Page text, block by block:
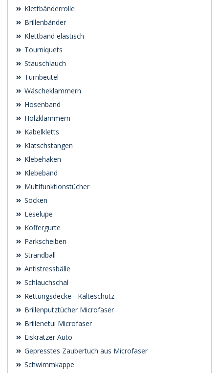
Klettbänderrolle
Brillenbänder
Klettband elastisch
Tourniquets
Stauschlauch
Turnbeutel
Wäscheklammern
Hosenband
Holzklammern
Kabelkletts
Klatschstangen
Klebehaken
Klebeband
Multifunktionstücher
Socken
Leselupe
Koffergurte
Parkscheiben
Strandball
Antistressbälle
Schlauchschal
Rettungsdecke - Kälteschutz
Brillenputztücher Microfaser
Brillenetui Microfaser
Eiskratzer Auto
Gepresstes Zaubertuch aus Microfaser
Schwimmkappe